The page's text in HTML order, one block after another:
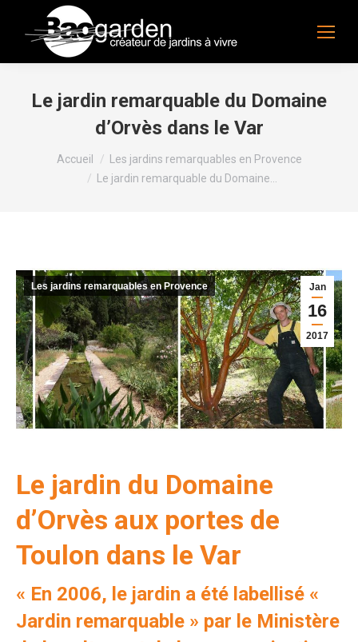
Le jardin remarquable du Domaine
d’Orvès dans le Var
Vous êtes ici :
Accueil
Les jardins remarquables en Provence
Le jardin remarquable du Domaine…
Jan
16
2017
Les jardins remarquables en Provence
Le jardin du Domaine
d’Orvès aux portes de
Toulon dans le Var
« En 2006, le jardin a été labellisé «
Jardin remarquable » par le Ministère